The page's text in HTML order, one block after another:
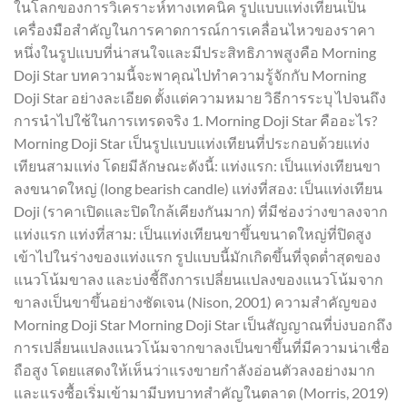
ในโลกของการวิเคราะห์ทางเทคนิค รูปแบบแท่งเทียนเป็น
เครื่องมือสำคัญในการคาดการณ์การเคลื่อนไหวของราคา
หนึ่งในรูปแบบที่น่าสนใจและมีประสิทธิภาพสูงคือ Morning
Doji Star บทความนี้จะพาคุณไปทำความรู้จักกับ Morning
Doji Star อย่างละเอียด ตั้งแต่ความหมาย วิธีการระบุ ไปจนถึง
การนำไปใช้ในการเทรดจริง 1. Morning Doji Star คืออะไร?
Morning Doji Star เป็นรูปแบบแท่งเทียนที่ประกอบด้วยแท่ง
เทียนสามแท่ง โดยมีลักษณะดังนี้: แท่งแรก: เป็นแท่งเทียนขา
ลงขนาดใหญ่ (long bearish candle) แท่งที่สอง: เป็นแท่งเทียน
Doji (ราคาเปิดและปิดใกล้เคียงกันมาก) ที่มีช่องว่างขาลงจาก
แท่งแรก แท่งที่สาม: เป็นแท่งเทียนขาขึ้นขนาดใหญ่ที่ปิดสูง
เข้าไปในร่างของแท่งแรก รูปแบบนี้มักเกิดขึ้นที่จุดต่ำสุดของ
แนวโน้มขาลง และบ่งชี้ถึงการเปลี่ยนแปลงของแนวโน้มจาก
ขาลงเป็นขาขึ้นอย่างชัดเจน (Nison, 2001) ความสำคัญของ
Morning Doji Star Morning Doji Star เป็นสัญญาณที่บ่งบอกถึง
การเปลี่ยนแปลงแนวโน้มจากขาลงเป็นขาขึ้นที่มีความน่าเชื่อ
ถือสูง โดยแสดงให้เห็นว่าแรงขายกำลังอ่อนตัวลงอย่างมาก
และแรงซื้อเริ่มเข้ามามีบทบาทสำคัญในตลาด (Morris, 2019)